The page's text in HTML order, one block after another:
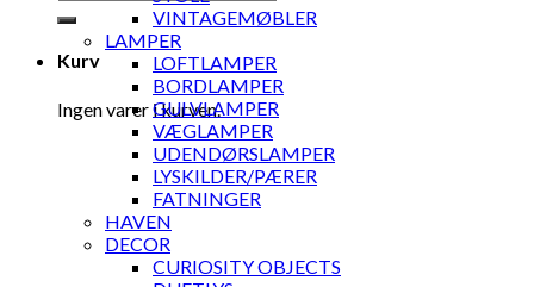
efter:
Kurv
Ingen varer i kurven.
VINTAGEMØBLER
LAMPER
LOFTLAMPER
BORDLAMPER
GULVLAMPER
VÆGLAMPER
UDENDØRSLAMPER
LYSKILDER/PÆRER
FATNINGER
HAVEN
DECOR
CURIOSITY OBJECTS